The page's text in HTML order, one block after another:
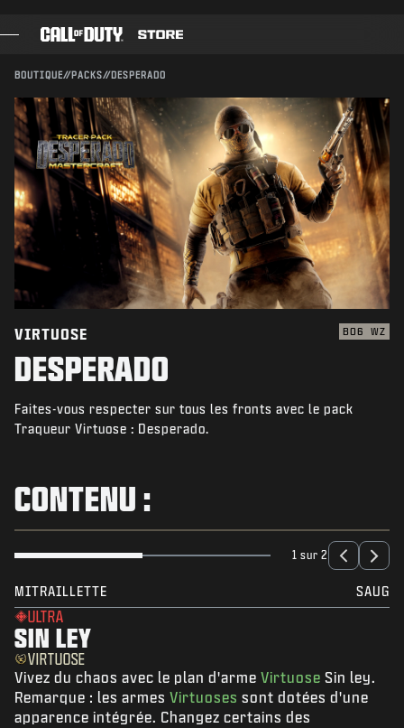
JEUX
PASSE DE COMBAT
BLACK CELL
POINTS COD
BOUTIQUE D'ÉQUIPEMENT
COMBAT BUILDS
JEUX
ACTUS
CONNEXION|S'INSCRIRE
BOUTIQUE//PACKS//DESPERADO
Compatible avec :
CONFIRMER L'ACHAT
ANNULER
Activision peut mettre à jour, remplacer ou supprimer
ce contenu en jeu à tout moment.
VIRTUOSE BO6 WZ
DESPERADO
Faites-vous respecter sur tous les fronts avec le pack
Traqueur Virtuose : Desperado.
CONTENU :
1 sur 2
MITRAILLETTE SAUG
ULTRA
SIN LEY
VIRTUOSE
Vivez du chaos avec le plan d'arme Virtuose Sin ley.
Remarque : les armes Virtuoses sont dotées d'une
apparence intégrée. Changez certains des